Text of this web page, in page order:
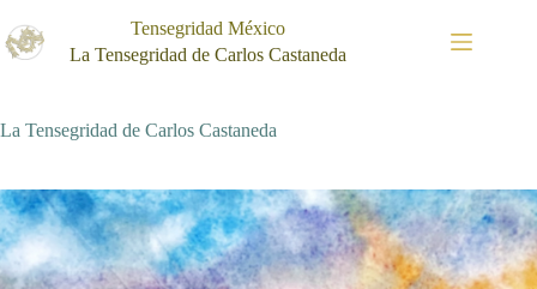
al
contenido
Tensegridad México
La Tensegridad de Carlos Castaneda
La Tensegridad de Carlos Castaneda